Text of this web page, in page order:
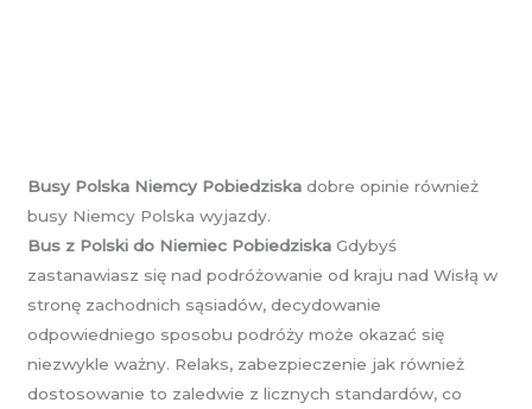
Busy Polska Niemcy Pobiedziska dobre opinie również
busy Niemcy Polska wyjazdy.
Bus z Polski do Niemiec Pobiedziska Gdybyś
zastanawiasz się nad podróżowanie od kraju nad Wisłą w
stronę zachodnich sąsiadów, decydowanie
odpowiedniego sposobu podróży może okazać się
niezwykle ważny. Relaks, zabezpieczenie jak również
dostosowanie to zaledwie z licznych standardów, co